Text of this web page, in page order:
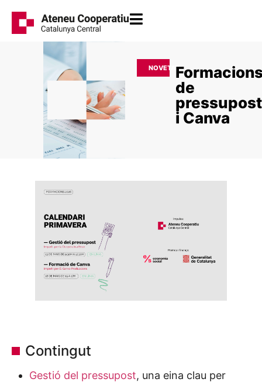
NOVETAT
de
pressupost
i Canva
Contingut
Gestió del pressupost, una eina clau per